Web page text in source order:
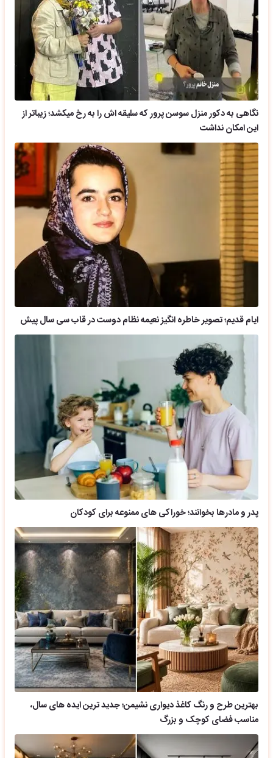
نگاهی به دکور منزل سوسن پرور که سلیقه اش را به رخ میکشد؛ زیباتر از
این امکان نداشت
ایام قدیم؛ تصویر خاطره انگیز نعیمه نظام دوست در قاب سی سال پیش
پدر و مادرها بخوانند؛ خوراکی های ممنوعه برای کودکان
بهترین طرح و رنگ کاغذ دیواری نشیمن؛ جدید ترین ایده های سال،
مناسب فضای کوچک و بزرگ